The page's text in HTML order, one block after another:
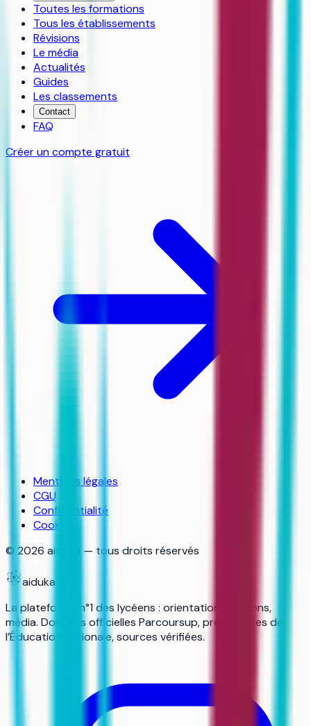
Toutes les formations
Tous les établissements
Révisions
Le média
Actualités
Guides
Les classements
Contact
FAQ
Créer un compte gratuit
Mentions légales
CGU
Confidentialité
Cookies
© 2026 aiduka — tous droits réservés
aiduka
La plateforme n°1 des lycéens : orientation, révisions,
média. Données officielles Parcoursup, programmes de
l’Éducation nationale, sources vérifiées.